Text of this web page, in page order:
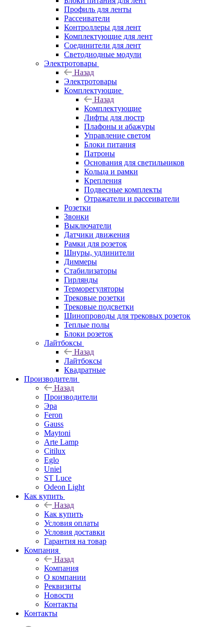
Профиль для ленты
Рассеиватели
Контроллеры для лент
Комплектующие для лент
Соединители для лент
Светодиодные модули
Электротовары
Назад
Электротовары
Комплектующие
Назад
Комплектующие
Лифты для люстр
Плафоны и абажуры
Управление светом
Блоки питания
Патроны
Основания для светильников
Кольца и рамки
Крепления
Подвесные комплекты
Отражатели и рассеиватели
Розетки
Звонки
Выключатели
Датчики движения
Рамки для розеток
Шнуры, удлинители
Диммеры
Стабилизаторы
Гирлянды
Терморегуляторы
Трековые розетки
Трековые подсветки
Шинопроводы для трековых розеток
Теплые полы
Блоки розеток
Лайтбоксы
Назад
Лайтбоксы
Квадратные
Производители
Назад
Производители
Эра
Feron
Gauss
Maytoni
Arte Lamp
Citilux
Eglo
Uniel
ST Luce
Odeon Light
Как купить
Назад
Как купить
Условия оплаты
Условия доставки
Гарантия на товар
Компания
Назад
Компания
О компании
Реквизиты
Новости
Контакты
Контакты